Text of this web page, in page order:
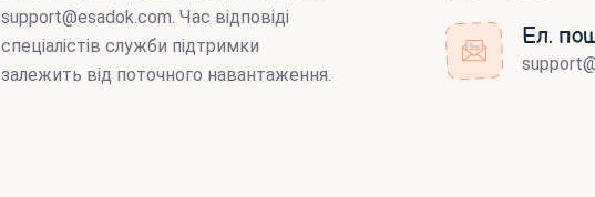
support@esadok.com . Час відповіді
спеціалістів служби підтримки
залежить від поточного навантаження.
Ел.